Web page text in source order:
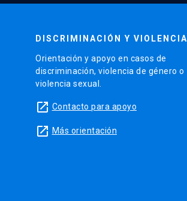
DISCRIMINACIÓN Y VIOLENCIA
Orientación y apoyo en casos de
discriminación, violencia de género o
violencia sexual.
launch Contacto para apoyo
launch Más orientación